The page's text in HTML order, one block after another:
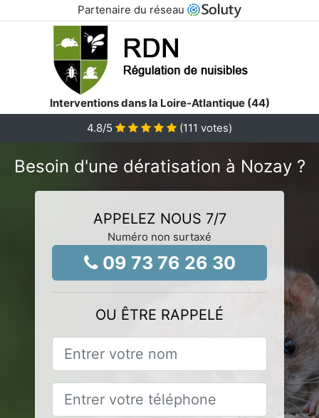
Partenaire du réseau
Interventions dans la Loire-Atlantique (44)
4.8/5 (111 votes)
Besoin d'une dératisation à Nozay ?
APPELEZ NOUS 7/7
Numéro non surtaxé
09 73 76 26 30
OU ÊTRE RAPPELÉ